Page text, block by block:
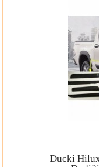
2015-2019 Kapı Altı